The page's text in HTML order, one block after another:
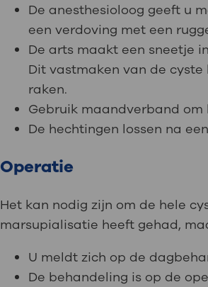
De anesthesioloog geeft u
een verdoving met een
De arts maakt een sneetje
Dit vastmaken van de
raken.
Gebruik maandverband
De hechtingen lossen na
Operatie
Het kan nodig zijn om de hele
marsupialisatie heeft gehad,
U meldt zich op de
De behandeling is op de